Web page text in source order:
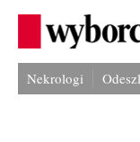
Nekrologi